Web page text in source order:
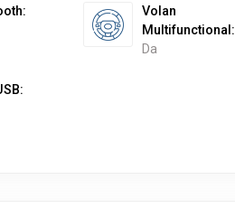
:
Volan
Multifunctional :
Da
: